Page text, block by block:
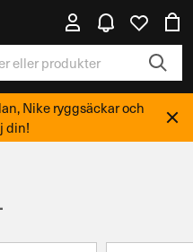
Nike ryggsäckar och
din!